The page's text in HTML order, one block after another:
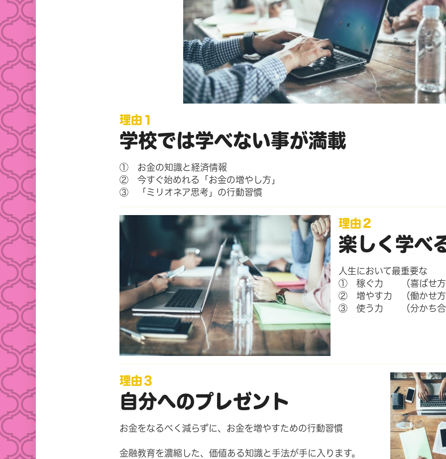
理由１
学校では学べない事が満載
① お金の知識と経済情報
② 今すぐ始めれる「お金の増やし方」
③ 「ミリオネア思考」の行動習慣
理由２
楽しく学べ
人生において最重要な
① 稼ぐ力 （喜ばせ方
② 増やす力 （働かせ
③ 使う力 （分かち合
理由３
自分へのプレゼント
お金をなるべく減らずに、お金を増やすための行動習慣
金融教育を濃縮した、価値ある知識と手法が手に入ります。